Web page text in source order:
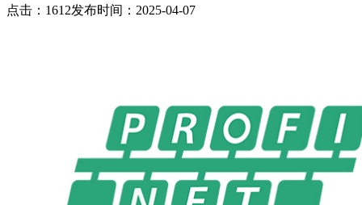
点击：1612发布时间：2025-04-07